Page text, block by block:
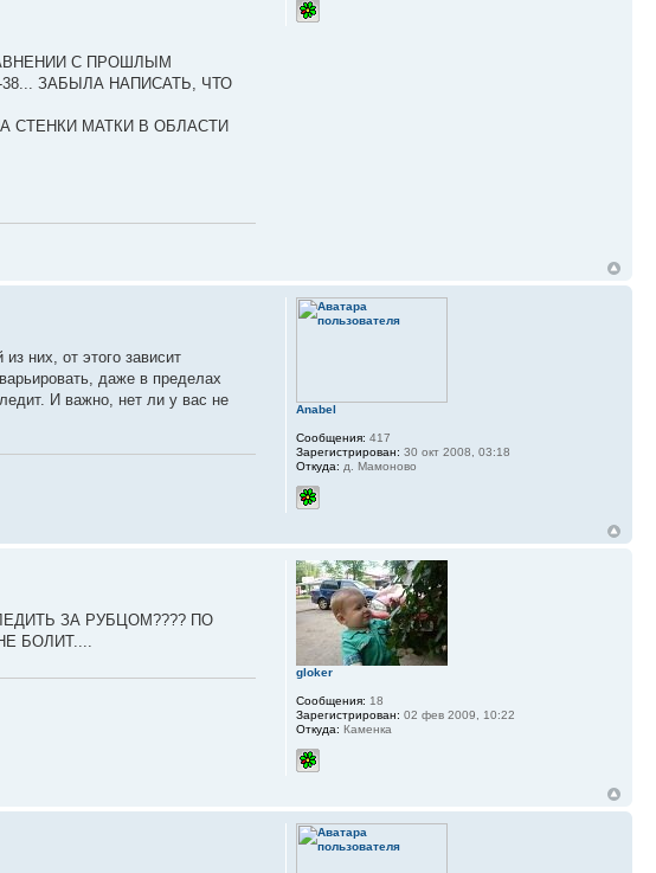
С ПРОШЛЫМ
ЗАБЫЛА НАПИСАТЬ, ЧТО
СТЕНКИ МАТКИ В ОБЛАСТИ
них, от этого зависит
даже в пределах
И важно, нет ли у вас не
Anabel
Сообщения: 417
Зарегистрирован: 30 окт 2008, 03:18
Откуда: д. Мамоново
ЗА РУБЦОМ???? ПО
БОЛИТ....
gloker
Сообщения: 18
Зарегистрирован: 02 фев 2009, 10:22
Откуда: Каменка